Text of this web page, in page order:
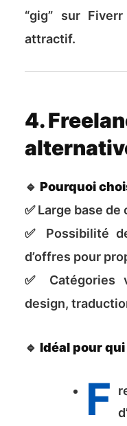
“gig” sur
attractif.
4. Freelancer.com – Une
🔹 Pourquoi
✅ Large base
✅ Possibilité
d’offres pour
✅ Catégories
design,
🔹 Idéal pour qui
F